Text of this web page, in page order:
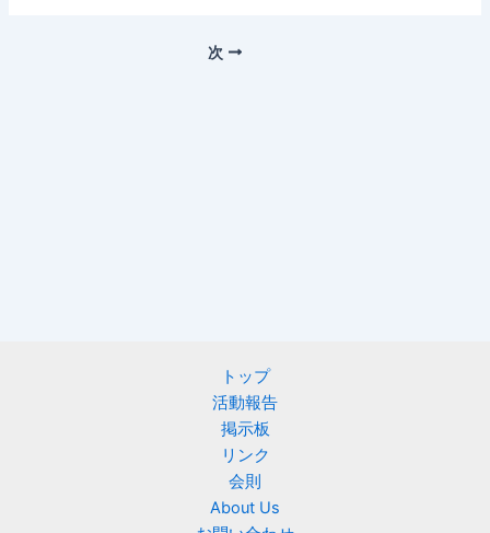
次
トップ
活動報告
掲示板
リンク
会則
About Us